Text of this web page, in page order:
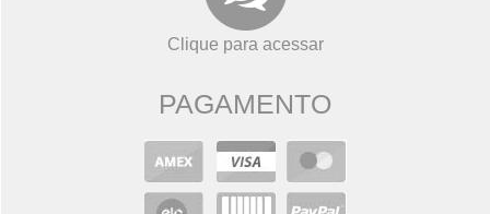
Clique para acessar
PAGAMENTO